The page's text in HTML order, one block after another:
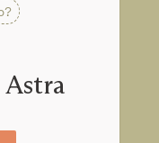
Astra